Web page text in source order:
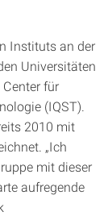
Instituts an der
Universitäten
für
(IQST).
2010 mit
„Ich
mit dieser
aufregende